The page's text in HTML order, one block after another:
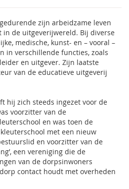
zijn arbeidzame leven
in de uitgeverijwereld. Bij diverse
medische, kunst- en – vooral –
in verschillende functies, zoals
en uitgever. Zijn laatste
van de educatieve uitgeverij
hij zich steeds ingezet voor de
voorzitter van de
en was toen de
met een nieuw
en voorzitter van de
een vereniging die de
van de dorpsinwoners
contact houdt met overheden